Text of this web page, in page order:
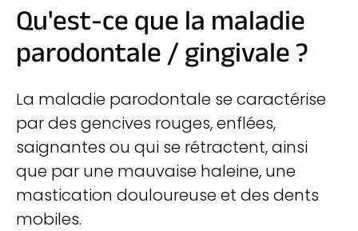
Qu'est-ce que la maladie
parodontale / gingivale ?
La maladie parodontale se caractérise
par des gencives rouges, enflées,
saignantes ou qui se rétractent, ainsi
que par une mauvaise haleine, une
mastication douloureuse et des dents
mobiles.